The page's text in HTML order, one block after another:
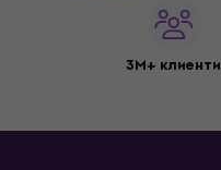
3M+ клиенти